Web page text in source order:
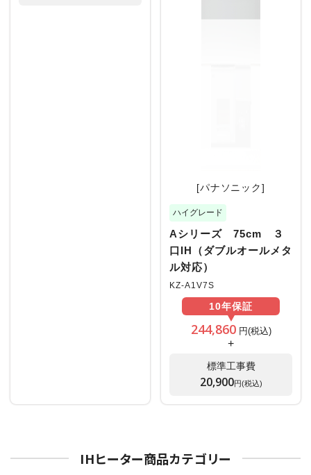
[パナソニック]
ハイグレード
Aシリーズ 75cm ３
口IH（ダブルオールメタ
ル対応）
KZ-A1V7S
10年保証
244,860円(税込)
+
標準工事費
20,900円(税込)
IHヒーター商品カテゴリー